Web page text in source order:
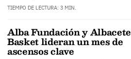
TIEMPO DE LECTURA: 3 MIN.
Alba Fundación y Albacete
Basket lideran un mes de
ascensos clave